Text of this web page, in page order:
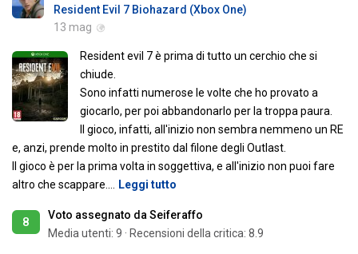
Resident Evil 7 Biohazard (Xbox One)
13 mag
Resident evil 7 è prima di tutto un cerchio che si
chiude.
Sono infatti numerose le volte che ho provato a
giocarlo, per poi abbandonarlo per la troppa paura.
Il gioco, infatti, all'inizio non sembra nemmeno un RE
e, anzi, prende molto in prestito dal filone degli Outlast.
Il gioco è per la prima volta in soggettiva, e all'inizio non puoi fare
altro che scappare.
Leggi tutto
8
Voto assegnato da Seiferaffo
Media utenti: 9 · Recensioni della critica: 8.9